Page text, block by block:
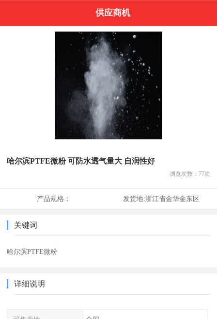
供应商机
哈尔滨PTFE微粉 可防水透气量大 自润性好
浏览次数： 77次
产品规格： 发货地:浙江省金华金东区
关键词
哈尔滨PTFE微粉
详细说明